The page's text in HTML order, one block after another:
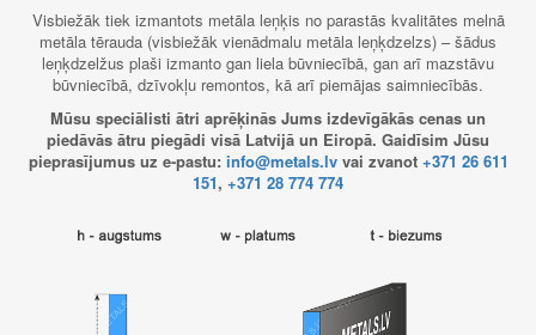
Visbiežāk tiek izmantots metāla leņķis no parastās kvalitātes melnā
metāla tērauda (visbiežāk vienādmalu metāla leņķdzelzs) – šādus
leņķdzelžus plaši izmanto gan liela būvniecībā, gan arī mazstāvu
būvniecībā, dzīvokļu remontos, kā arī piemājas saimniecībās.
Mūsu speciālisti ātri aprēķinās Jums izdevīgākās cenas un
piedāvās ātru piegādi visā Latvijā un Eiropā. Gaidīsim Jūsu
pieprasījumus uz e-pastu: info@metals.lvvai zvanot +371 26 611
151, +371 28 774 774